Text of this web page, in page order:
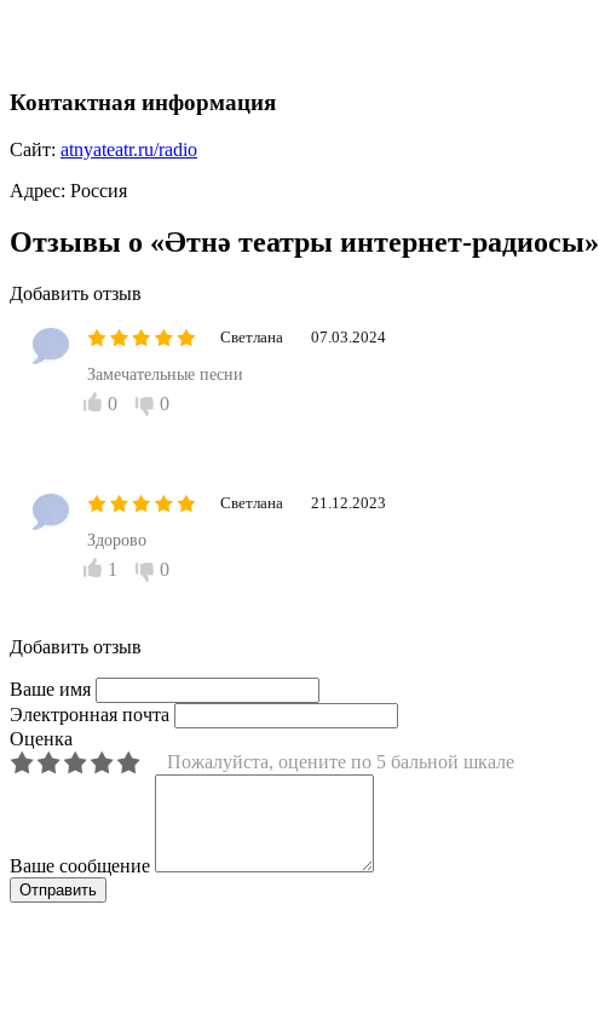
Контактная информация
Сайт: atnyateatr.ru/radio
Адрес: Россия
Отзывы о «Әтнә театры интернет-радиосы»
Добавить отзыв
Светлана 07.03.2024
Замечательные песни
0 0
Светлана 21.12.2023
Здорово
1 0
Добавить отзыв
Ваше имя
Электронная почта
Оценка
Пожалуйста, оцените по 5 бальной шкале
Ваше сообщение